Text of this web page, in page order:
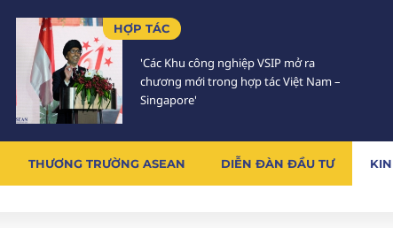
HỢP TÁC
'Các Khu công nghiệp VSIP mở ra
chương mới trong hợp tác Việt Nam –
Singapore'
THƯƠNG TRƯỜNG ASEAN DIỄN ĐÀN ĐẦU TƯ